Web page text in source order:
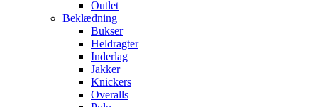
Outlet
Beklædning
Bukser
Heldragter
Inderlag
Jakker
Knickers
Overalls